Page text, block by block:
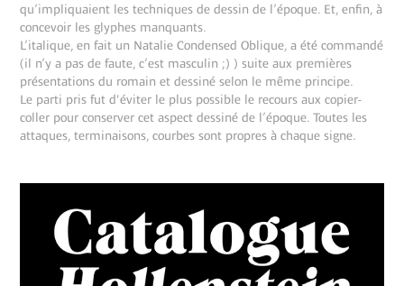
qu’impliquaient les techniques de dessin de l’époque. Et, enfin, à
concevoir les glyphes manquants.
L’italique, en fait un Natalie Condensed Oblique, a été commandé
(il n’y a pas de faute, c’est masculin ;) ) suite aux premières
présentations du romain et dessiné selon le même principe.
Le parti pris fut d'éviter le plus possible le recours aux copier-
coller pour conserver cet aspect dessiné de l’époque. Toutes les
attaques, terminaisons, courbes sont propres à chaque signe.